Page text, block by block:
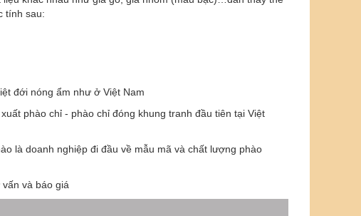
tính sau:
đới nóng ẩm như ở Việt Nam
phào chỉ - phào chỉ đóng khung tranh đầu tiên tại Việt
là doanh nghiệp đi đầu về mẫu mã và chất lượng phào
và báo giá